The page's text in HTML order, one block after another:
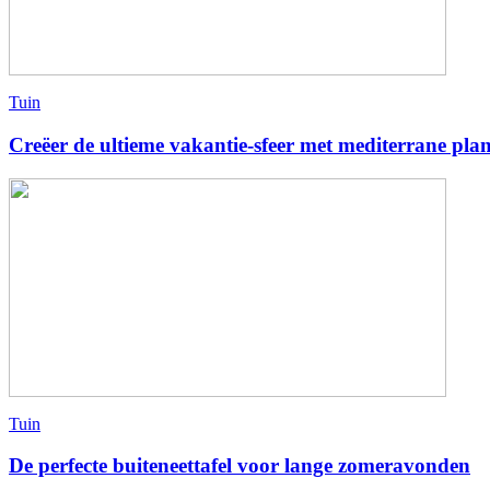
Tuin
Creëer de ultieme vakantie-sfeer met mediterrane
Tuin
De perfecte buiteneettafel voor lange zomeravonden